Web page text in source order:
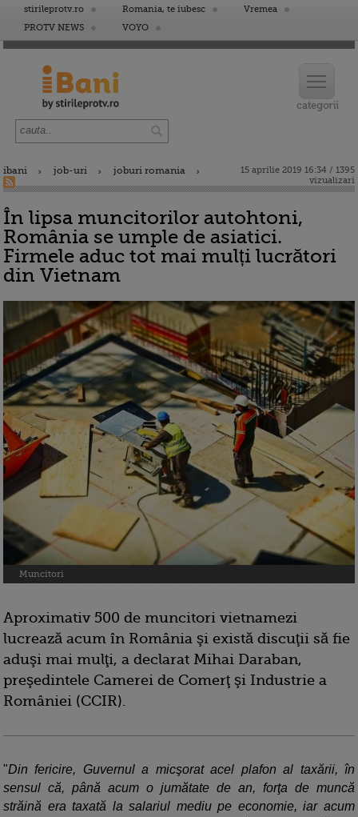
stirileprotv.ro Romania, te iubesc
Vremea
PROTV NEWS
VOYO
ibani job-uri joburi romania
15 aprilie 2019 16:34 / 1395
vizualizari
În lipsa muncitorilor autohtoni,
România se umple de asiatici.
Firmele aduc tot mai mulți lucrători
din Vietnam
Muncitori
Aproximativ 500 de muncitori vietnamezi
lucrează acum în România şi există discuţii să fie
aduşi mai mulţi, a declarat Mihai Daraban,
preşedintele Camerei de Comerţ şi Industrie a
României (CCIR).
"Din fericire, Guvernul a micşorat acel plafon al taxării, în
sensul că, până acum o jumătate de an, forţa de muncă
străină era taxată la salariul mediu pe economie, iar acum